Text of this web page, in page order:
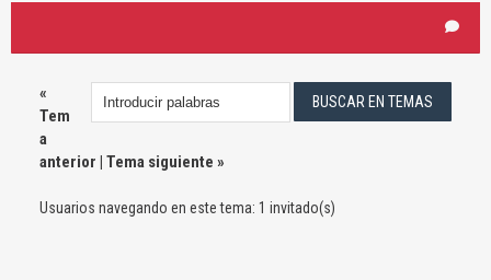
«
Tem
a
anterior | Tema siguiente »
Usuarios navegando en este tema: 1 invitado(s)